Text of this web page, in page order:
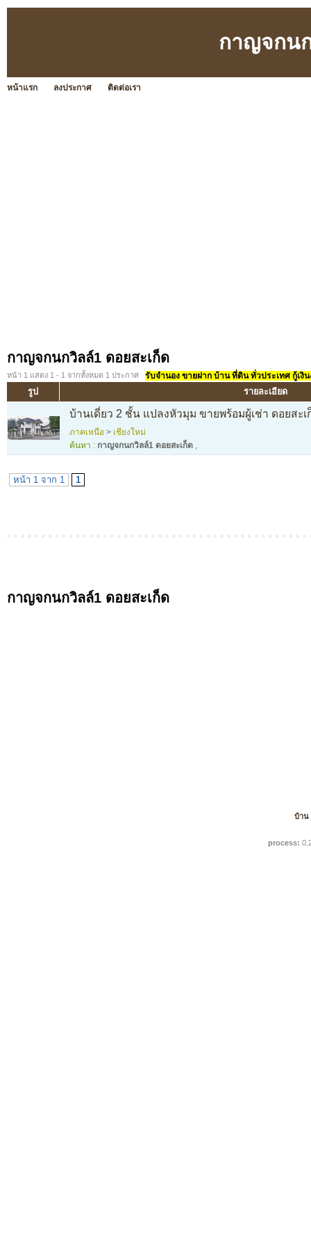
กาญจกน
หน้าแรก ลงประกาศ ติดต่อเรา
กาญจกนกวิลล์1 ดอยสะเก็ด
หน้า 1 แสดง 1 - 1 จากทั้งหมด 1 ประกาศ รับจำนอง ขายฝาก บ้าน ที่ดิน ทั่วประเทศ กู้เงิ
รูป รายละเอียด
บ้านเดี่ยว 2 ชั้น แปลงหัวมุม ขายพร้อมผู้เช่า ดอยสะเ
ภาคเหนือ > เชียงใหม่
ค้นหา : กาญจกนกวิลล์1 ดอยสะเก็ด ,
หน้า 1 จาก 1 1
กาญจกนกวิลล์1 ดอยสะเก็ด
บ้าน
process: